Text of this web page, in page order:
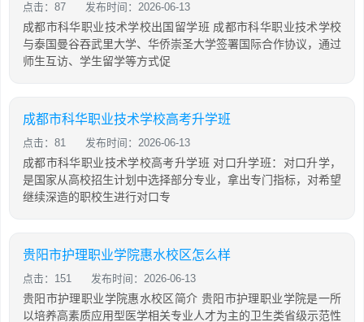
点击：87 发布时间：2026-06-13
成都市科华职业技术学校出国留学班 成都市科华职业技术学校
与泰国曼谷吞武里大学、华侨崇圣大学签署国际合作协议，通过
师生互访、学生留学等方式促
成都市科华职业技术学校高考升学班
点击：81 发布时间：2026-06-13
成都市科华职业技术学校高考升学班 对口升学班：对口升学，
是国家从高校招生计划中选择部分专业，拿出专门指标，对希望
继续深造的职校生进行对口专
贵阳市护理职业学院惠水校区怎么样
点击：151 发布时间：2026-06-13
贵阳市护理职业学院惠水校区简介 贵阳市护理职业学院是一所
以培养高素质应用型医学相关专业人才为主的卫生类省级示范性